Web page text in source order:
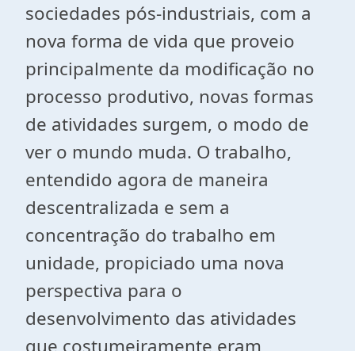
sociedades pós-industriais, com a
nova forma de vida que proveio
principalmente da modificação no
processo produtivo, novas formas
de atividades surgem, o modo de
ver o mundo muda. O trabalho,
entendido agora de maneira
descentralizada e sem a
concentração do trabalho em
unidade, propiciado uma nova
perspectiva para o
desenvolvimento das atividades
que costumeiramente eram